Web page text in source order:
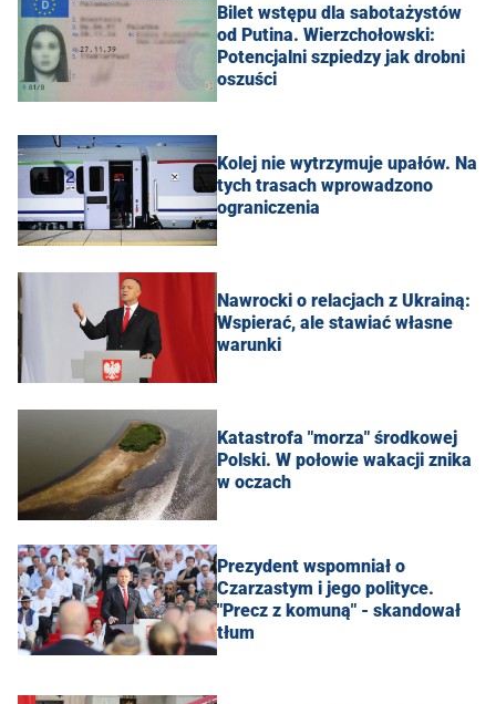
Bilet wstępu dla sabotażystów
od Putina. Wierzchołowski:
Potencjalni szpiedzy jak drobni
oszuści
Kolej nie wytrzymuje upałów. Na
tych trasach wprowadzono
ograniczenia
Nawrocki o relacjach z Ukrainą:
Wspierać, ale stawiać własne
warunki
Katastrofa "morza" środkowej
Polski. W połowie wakacji znika
w oczach
Prezydent wspomniał o
Czarzastym i jego polityce.
"Precz z komuną" - skandował
tłum